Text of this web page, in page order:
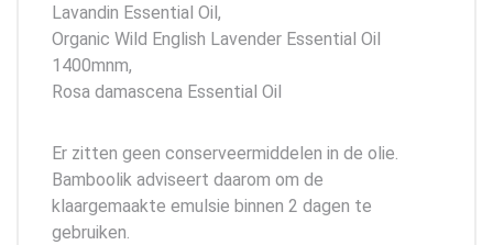
Lavandin Essential Oil,
Organic Wild English Lavender Essential Oil
1400mnm,
Rosa damascena Essential Oil
Er zitten geen conserveermiddelen in de olie.
Bamboolik adviseert daarom om de
klaargemaakte emulsie binnen 2 dagen te
gebruiken.